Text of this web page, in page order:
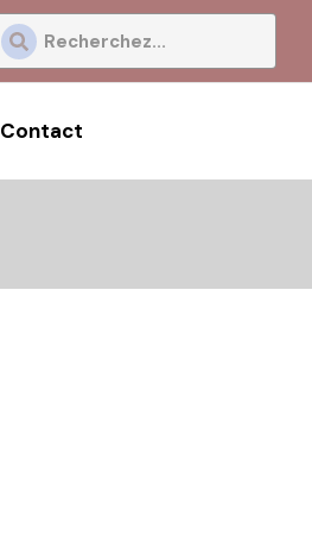
Contact